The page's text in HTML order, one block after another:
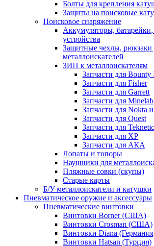
Болты для крепления
Защиты на поисковые
Поисковое снаряжение
Аккумуляторы,
устройства
Защитные чехлы, рюкзаки
металлоискателей
ЗИП к металлоискателям
Запчасти для Bounty
Запчасти для Fisher
Запчасти для Garrett
Запчасти для Minelab
Запчасти для Nokta
Запчасти для Quest
Запчасти для
Запчасти для XP
Запчасти для АКА
Лопаты и топоры
Наушники для
Пляжные совки (скупы)
Старые карты
Б/У металлоискатели и катушки
Пневматическое оружие и аксессуары
Пневматические винтовки
Винтовки Borner (США)
Винтовки Crosman (США)
Винтовки Diana
Винтовки Hatsan (Турция)